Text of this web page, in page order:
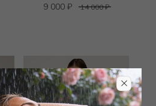
9 000 ₽ 14 000₽